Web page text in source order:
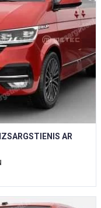
AR